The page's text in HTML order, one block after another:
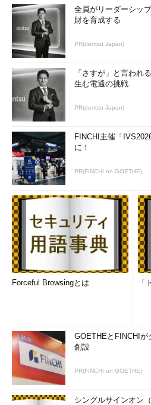
全員がリーダーシッ
財を育成する
PR(dentsu Japan)
「さすが」と言われ
生む電通の挑戦
PR(dentsu Japan)
FINCHI主催「
に！
PR(FINCHI on GOETHE)
Forceful Browsingとは 「
GOETHEとFINCHIが
創設
PR(FINCHI on GOETHE)
シングルサインオン